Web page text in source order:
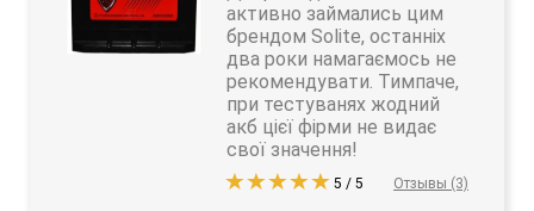
активно займались цим
брендом Solite, останніх
два роки намагаємось не
рекомендувати. Тимпаче,
при тестуванях жодний
акб цієї фірми не видає
свої значення!
5 / 5 Отзывы (3)